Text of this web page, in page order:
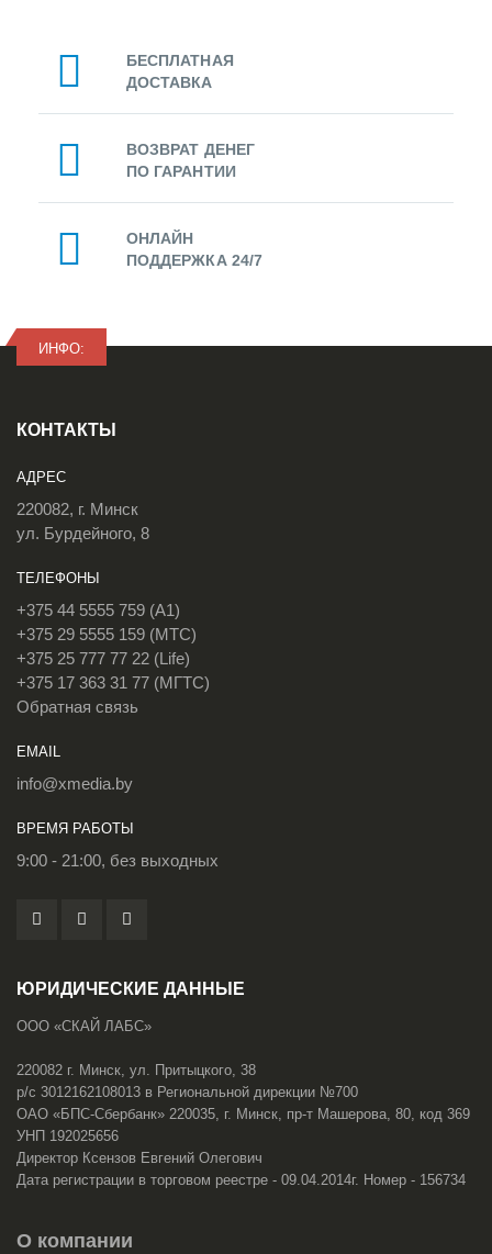
БЕСПЛАТНАЯ
ДОСТАВКА
ВОЗВРАТ ДЕНЕГ
ПО ГАРАНТИИ
ОНЛАЙН
ПОДДЕРЖКА 24/7
ИНФО:
КОНТАКТЫ
АДРЕС
220082, г. Минск
ул. Бурдейного, 8
ТЕЛЕФОНЫ
+375 44 5555 759 (A1)
+375 29 5555 159 (МТС)
+375 25 777 77 22 (Life)
+375 17 363 31 77 (МГТС)
Обратная связь
EMAIL
info@xmedia.by
ВРЕМЯ РАБОТЫ
9:00 - 21:00, без выходных
ЮРИДИЧЕСКИЕ ДАННЫЕ
ООО «СКАЙ ЛАБС»
220082 г. Минск, ул. Притыцкого, 38
р/с 3012162108013 в Региональной дирекции №700
ОАО «БПС-Сбербанк» 220035, г. Минск, пр-т Машерова, 80, код 369
УНП 192025656
Директор Ксензов Евгений Олегович
Дата регистрации в торговом реестре - 09.04.2014г. Номер - 156734
О компании